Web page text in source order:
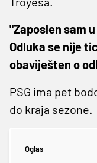
"Zaposlen sam
Odluka se nije
obaviješten o
PSG ima pet
do kraja sezone.
Oglas